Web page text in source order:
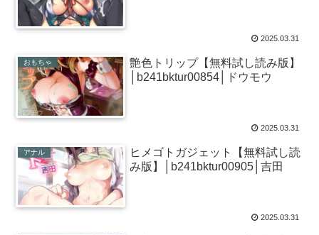
2025.03.31
おもちゃ
艶色トリップ【無料試し読み版】
│b241bktur00854│ドウモウ
2025.03.31
アナル
ヒメゴトガジェット【無料試し読
み版】│b241bktur00905│吉田
2025.03.31